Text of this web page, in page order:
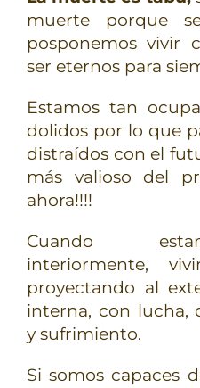
muerte porque
posponemos vivir
ser eternos para
Estamos tan
dolidos por lo que
distraídos con el
más valioso del
ahora!!!!
Cuando
interiormente,
proyectando al
interna, con lucha,
y sufrimiento.
Si somos capaces